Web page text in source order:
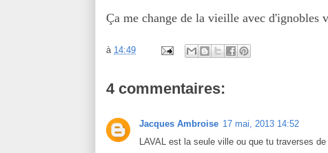
Ça me change de la vieille avec d'ignobles
à 14:49
4 commentaires:
Jacques Ambroise 17 mai, 2013 14:52
LAVAL est la seule ville ou que tu traverses